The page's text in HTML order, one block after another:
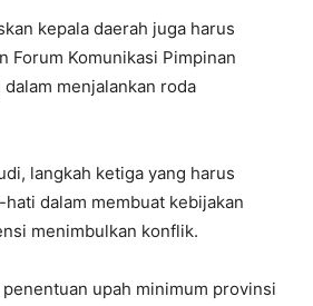
kepala daerah juga harus
Forum Komunikasi Pimpinan
menjalankan roda
langkah ketiga yang harus
dalam membuat kebijakan
menimbulkan konflik.
upah minimum provinsi